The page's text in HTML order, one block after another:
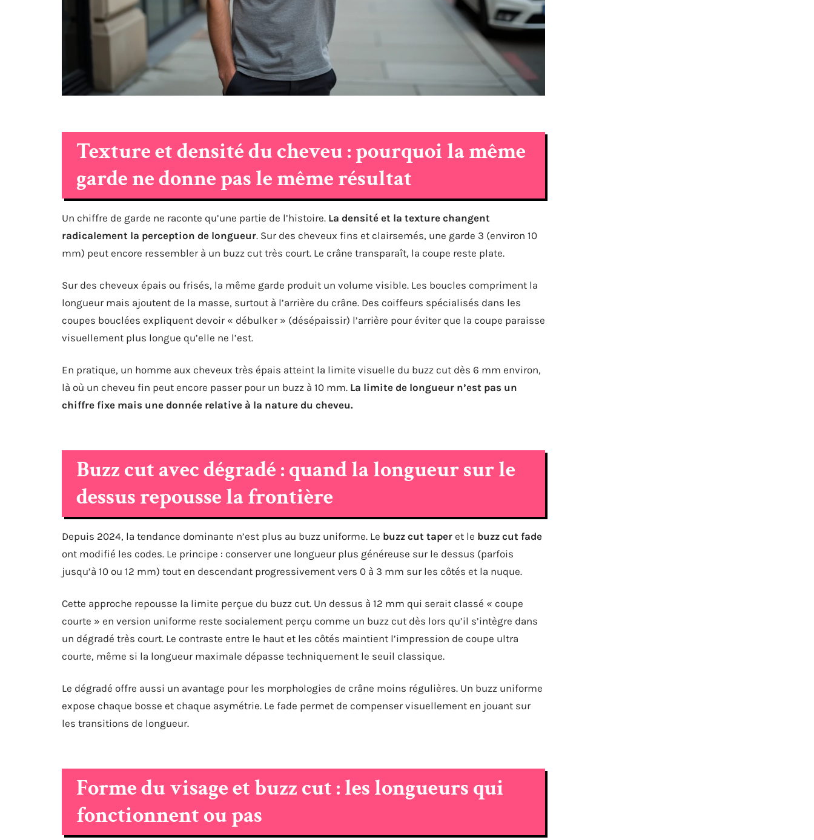
Texture et densité du cheveu : pourquoi la même
garde ne donne pas le même résultat
Un chiffre de garde ne raconte qu’une partie de l’histoire. La densité et la texture changent
radicalement la perception de longueur. Sur des cheveux fins et clairsemés, une garde 3 (environ 10
mm) peut encore ressembler à un buzz cut très court. Le crâne transparaît, la coupe reste plate.
Sur des cheveux épais ou frisés, la même garde produit un volume visible. Les boucles compriment la
longueur mais ajoutent de la masse, surtout à l’arrière du crâne. Des coiffeurs spécialisés dans les
coupes bouclées expliquent devoir « débulker » (désépaissir) l’arrière pour éviter que la coupe paraisse
visuellement plus longue qu’elle ne l’est.
En pratique, un homme aux cheveux très épais atteint la limite visuelle du buzz cut dès 6 mm environ,
là où un cheveu fin peut encore passer pour un buzz à 10 mm. La limite de longueur n’est pas un
chiffre fixe mais une donnée relative à la nature du cheveu.
Buzz cut avec dégradé : quand la longueur sur le
dessus repousse la frontière
Depuis 2024, la tendance dominante n’est plus au buzz uniforme. Le buzz cut taper et le buzz cut fade
ont modifié les codes. Le principe : conserver une longueur plus généreuse sur le dessus (parfois
jusqu’à 10 ou 12 mm) tout en descendant progressivement vers 0 à 3 mm sur les côtés et la nuque.
Cette approche repousse la limite perçue du buzz cut. Un dessus à 12 mm qui serait classé « coupe
courte » en version uniforme reste socialement perçu comme un buzz cut dès lors qu’il s’intègre dans
un dégradé très court. Le contraste entre le haut et les côtés maintient l’impression de coupe ultra
courte, même si la longueur maximale dépasse techniquement le seuil classique.
Le dégradé offre aussi un avantage pour les morphologies de crâne moins régulières. Un buzz uniforme
expose chaque bosse et chaque asymétrie. Le fade permet de compenser visuellement en jouant sur
les transitions de longueur.
Forme du visage et buzz cut : les longueurs qui
fonctionnent ou pas